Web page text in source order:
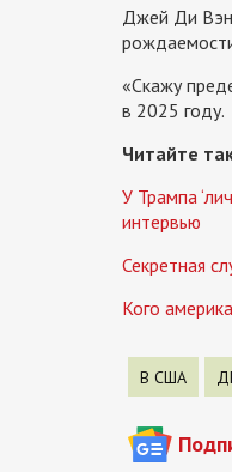
Джей Ди
«Скажу
в 2025 году.
Читайте
У Трампа
интервью
Секретная
Кого
В США